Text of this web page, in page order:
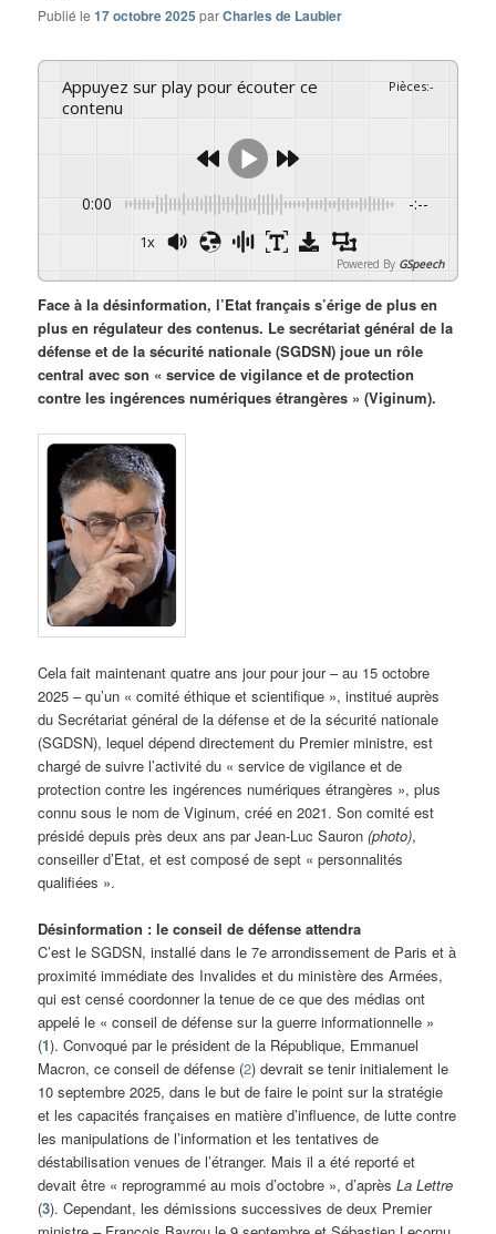
Publié le17 octobre 2025 parCharles de Laubier
Appuyez sur play pour écouter ce
contenu
Pièces:-
0:00 -:--
1x
Powered By GSpeech
Face à la désinformation, l’Etat français s’érige de plus en
plus en régulateur des contenus. Le secrétariat général de la
défense et de la sécurité nationale (SGDSN) joue un rôle
central avec son « service de vigilance et de protection
contre les ingérences numériques étrangères » (Viginum).
Cela fait maintenant quatre ans jour pour jour – au 15 octobre
2025 – qu’un « comité éthique et scientifique », institué auprès
du Secrétariat général de la défense et de la sécurité nationale
(SGDSN), lequel dépend directement du Premier ministre, est
chargé de suivre l’activité du « service de vigilance et de
protection contre les ingérences numériques étrangères », plus
connu sous le nom de Viginum, créé en 2021. Son comité est
présidé depuis près deux ans par Jean-Luc Sauron(photo),
conseiller d’Etat, et est composé de sept « personnalités
qualifiées ».
Désinformation : le conseil de défense attendra
C’est le SGDSN, installé dans le 7e arrondissement de Paris et à
proximité immédiate des Invalides et du ministère des Armées,
qui est censé coordonner la tenue de ce que des médias ont
appelé le « conseil de défense sur la guerre informationnelle »
(1). Convoqué par le président de la République, Emmanuel
Macron, ce conseil de défense (2) devrait se tenir initialement le
10 septembre 2025, dans le but de faire le point sur la stratégie
et les capacités françaises en matière d’influence, de lutte contre
les manipulations de l’information et les tentatives de
déstabilisation venues de l’étranger. Mais il a été reporté et
devait être « reprogrammé au mois d’octobre », d’aprèsLa Lettre
(3). Cependant, les démissions successives de deux Premier